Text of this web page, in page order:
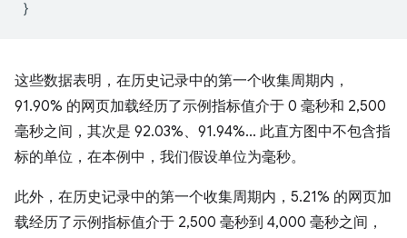
}
这些数据表明，在历史记录中的第一个收集周期内，
91.90% 的网页加载经历了示例指标值介于 0 毫秒和 2,500
毫秒之间，其次是 92.03%、91.94%... 此直方图中不包含指
标的单位，在本例中，我们假设单位为毫秒。
此外，在历史记录中的第一个收集周期内，5.21% 的网页加
载经历了示例指标值介于 2,500 毫秒到 4,000 毫秒之间，